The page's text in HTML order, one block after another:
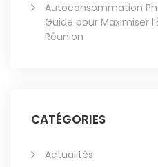
Autoconsommation
Guide pour Maximiser
Réunion
CATÉGORIES
Actualités